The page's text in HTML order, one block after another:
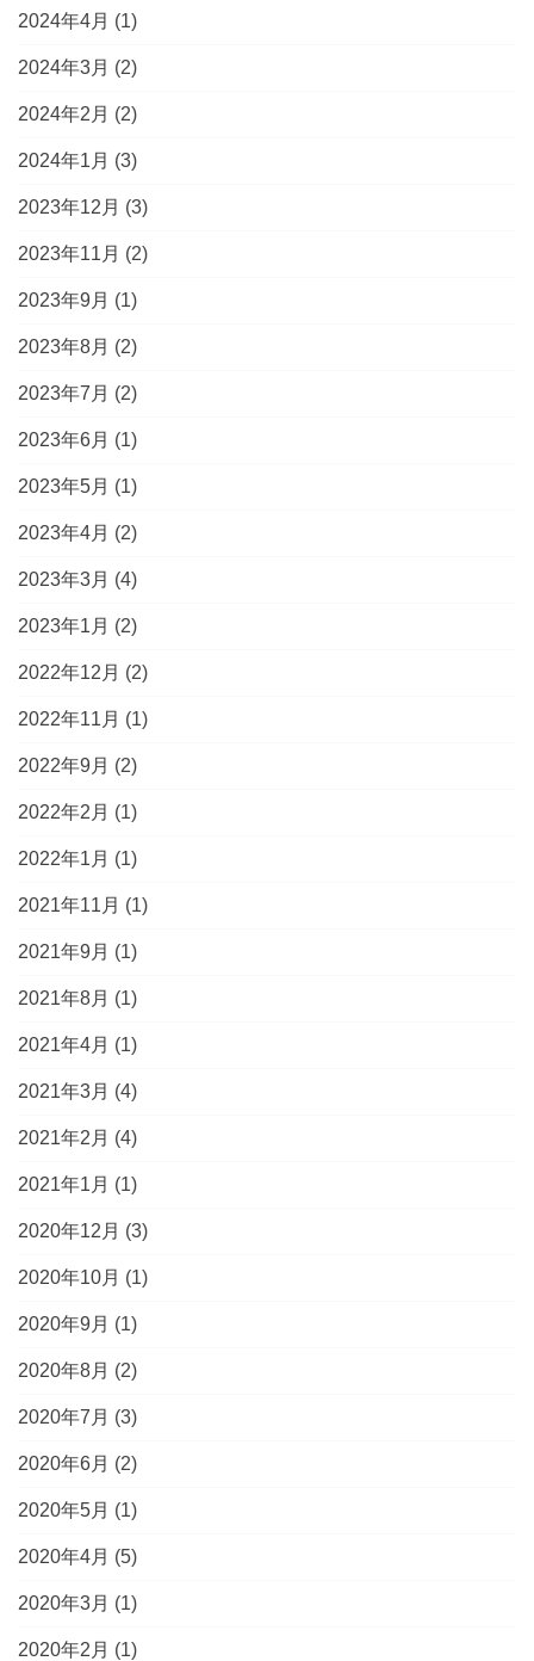
2024年4月 (1)
2024年3月 (2)
2024年2月 (2)
2024年1月 (3)
2023年12月 (3)
2023年11月 (2)
2023年9月 (1)
2023年8月 (2)
2023年7月 (2)
2023年6月 (1)
2023年5月 (1)
2023年4月 (2)
2023年3月 (4)
2023年1月 (2)
2022年12月 (2)
2022年11月 (1)
2022年9月 (2)
2022年2月 (1)
2022年1月 (1)
2021年11月 (1)
2021年9月 (1)
2021年8月 (1)
2021年4月 (1)
2021年3月 (4)
2021年2月 (4)
2021年1月 (1)
2020年12月 (3)
2020年10月 (1)
2020年9月 (1)
2020年8月 (2)
2020年7月 (3)
2020年6月 (2)
2020年5月 (1)
2020年4月 (5)
2020年3月 (1)
2020年2月 (1)